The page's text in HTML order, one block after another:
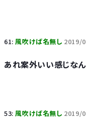
61:風吹けば名無し 2019/
あれ案外いい感じなん
53:風吹けば名無し 2019/